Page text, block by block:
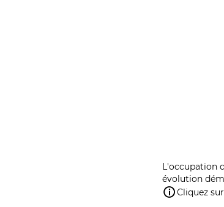
L'occupation
évolution
Cliquez